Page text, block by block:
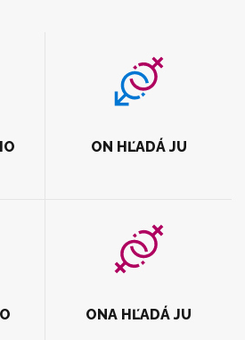
ON HĽADÁ JU
ONA HĽADÁ JU